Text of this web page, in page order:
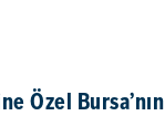
Özel